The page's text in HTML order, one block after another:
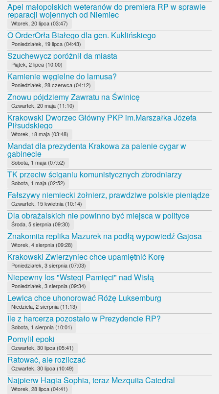
Apel małopolskich weteranów do premiera RP w sprawie
reparacji wojennych od Niemiec
Wtorek, 20 lipca (03:47)
O OrderOrła Białego dla gen. Kuklińskiego
Poniedziałek, 19 lipca (04:43)
Szuchewycz poróżnił da miasta
Piątek, 2 lipca (10:00)
Kamienie węgielne do lamusa?
Poniedziałek, 28 czerwca (04:12)
Znowu pójdziemy Zawratu na Świnicę
Czwartek, 20 maja (11:10)
Krakowski Dworzec Główny PKP im.Marszałka Józefa
Piłsudskiego
Wtorek, 18 maja (03:48)
Mandat dla prezydenta Krakowa za palenie cygar w
gabinecie
Sobota, 1 maja (07:52)
TK przeciw ściganiu komunistycznych zbrodniarzy
Sobota, 1 maja (02:52)
Fałszywy niemiecki żołnierz, prawdziwe polskie pieniądze
Czwartek, 15 kwietnia (10:14)
Dla obrażalskich nie powinno być miejsca w polityce
Środa, 5 sierpnia (09:30)
Znakomita replika Mazurek na podłą wypowiedź Gajosa
Wtorek, 4 sierpnia (09:28)
Krakowski Zwierzyniec chce upamiętnić Korę
Poniedziałek, 3 sierpnia (07:03)
Niepewny los "Wstęgi Pamięci" nad Wisłą
Poniedziałek, 3 sierpnia (09:34)
Lewica chce uhonorować Różę Luksemburg
Niedziela, 2 sierpnia (11:13)
Ile z harcerza pozostało w Prezydencie RP?
Sobota, 1 sierpnia (10:01)
Pomylił epoki
Czwartek, 30 lipca (05:41)
Ratować, ale rozliczać
Czwartek, 30 lipca (10:49)
Najpierw Hagia Sophia, teraz Mezquita Catedral
Wtorek, 28 lipca (04:41)